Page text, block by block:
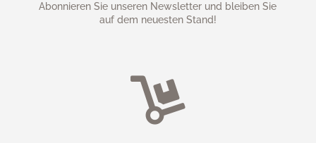
Abonnieren Sie unseren Newsletter und bleiben Sie
auf dem neuesten Stand!
